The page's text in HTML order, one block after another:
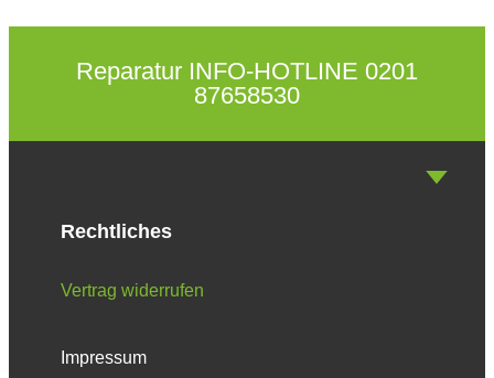
Reparatur INFO-HOTLINE 0201
87658530
Rechtliches
Vertrag widerrufen
Impressum